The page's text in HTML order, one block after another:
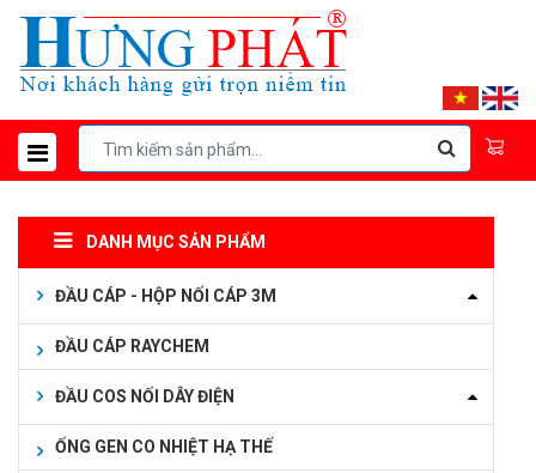
DANH MỤC SẢN PHẨM
ĐẦU CÁP - HỘP NỐI CÁP 3M
ĐẦU CÁP RAYCHEM
ĐẦU COS NỐI DÂY ĐIỆN
ỐNG GEN CO NHIỆT HẠ THẾ